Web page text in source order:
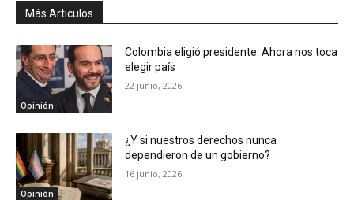
Más Articulos
Opinión
Colombia eligió presidente. Ahora nos toca
elegir país
22 junio, 2026
Opinión
¿Y si nuestros derechos nunca
dependieron de un gobierno?
16 junio, 2026